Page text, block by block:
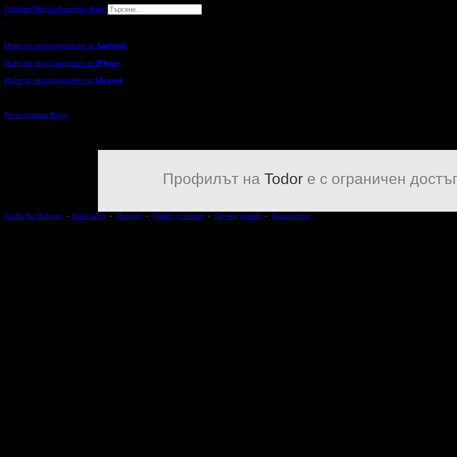
Оферти Места Винетки Блог
Изтегли приложението за Android.
Изтегли приложението за iPhone.
Изтегли приложението за Huawei.
Регистрация Вход
Профилът на Todor е с ограничен
Grabo.bg Начало · Контакти · Помощ · Общи условия · Лични данни · Бисквитки